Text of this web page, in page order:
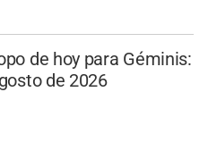
de hoy para Géminis:
de 2026